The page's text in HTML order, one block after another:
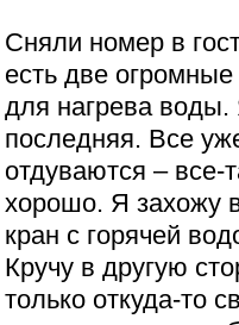
Сняли номер в
есть две
для нагрева воды.
последняя. Все
отдуваются – все-
хорошо. Я захожу
кран с горячей
Кручу в другую
только откуда-то